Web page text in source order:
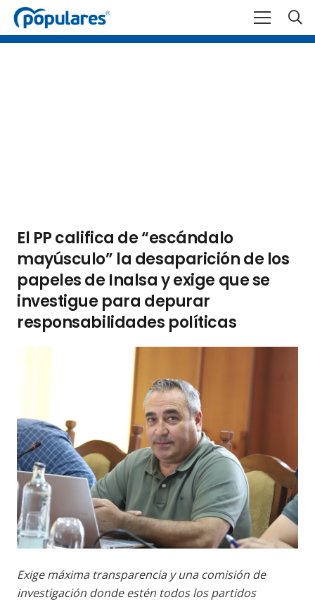
El PP califica de “escándalo
mayúsculo” la desaparición de los
papeles de Inalsa y exige que se
investigue para depurar
responsabilidades políticas
Exige máxima transparencia y una comisión de
investigación donde estén todos los partidos